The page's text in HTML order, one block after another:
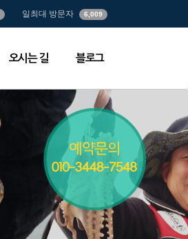
일최대 방문자 6,009
오시는 길 블로그